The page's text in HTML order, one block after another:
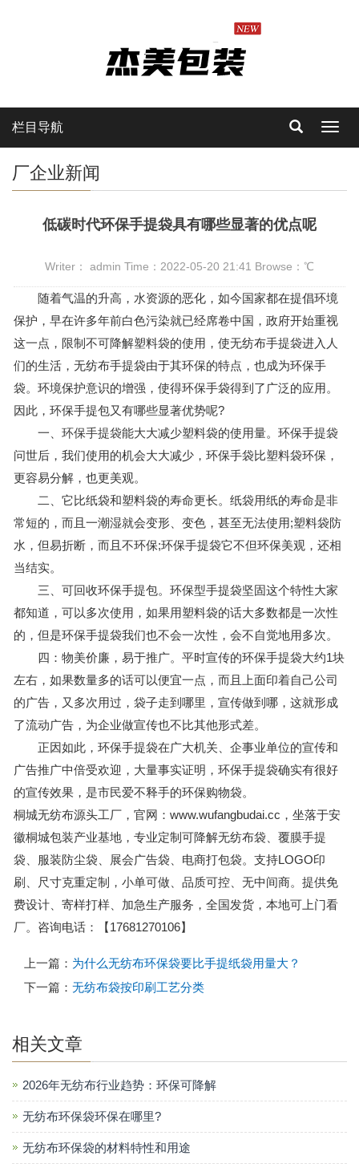
栏目导航
厂企业新闻
低碳时代环保手提袋具有哪些显著的优点呢
Writer： admin Time：2022-05-20 21:41 Browse： ℃
随着气温的升高，水资源的恶化，如今国家都在提倡环境
保护，早在许多年前白色污染就已经席卷中国，政府开始重视
这一点，限制不可降解塑料袋的使用，使无纺布手提袋进入人
们的生活，无纺布手提袋由于其环保的特点，也成为环保手
袋。环境保护意识的增强，使得环保手袋得到了广泛的应用。
因此，环保手提包又有哪些显著优势呢?
一、 环保手提袋能大大减少塑料袋的使用量。环保手提袋
问世后，我们使用的机会大大减少，环保手袋比塑料袋环保，
更容易分解，也更美观。
二、它比纸袋和塑料袋的寿命更长。纸袋用纸的寿命是非
常短的，而且一潮湿就会变形、变色，甚至无法使用;塑料袋防
水，但易折断，而且不环保;环保手提袋它不但环保美观，还相
当结实。
三、可回收环保手提包。环保型手提袋坚固这个特性大家
都知道，可以多次使用，如果用塑料袋的话大多数都是一次性
的，但是环保手提袋我们也不会一次性，会不自觉地用多次。
四：物美价廉，易于推广。平时宣传的环保手提袋大约1块
左右，如果数量多的话可以便宜一点，而且上面印着自己公司
的广告，又多次用过，袋子走到哪里，宣传做到哪，这就形成
了流动广告，为企业做宣传也不比其他形式差。
正因如此，环保手提袋在广大机关、企事业单位的宣传和
广告推广中倍受欢迎，大量事实证明，环保手提袋确实有很好
的宣传效果，是市民爱不释手的环保购物袋。
桐城无纺布源头工厂，官网：www.wufangbudai.cc，坐落于安
徽桐城包装产业基地，专业定制可降解无纺布袋、覆膜手提
袋、服装防尘袋、展会广告袋、电商打包袋。支持LOGO印
刷、尺寸克重定制，小单可做、品质可控、无中间商。提供免
费设计、寄样打样、加急生产服务，全国发货，本地可上门看
厂。咨询电话：【17681270106】
上一篇： 为什么无纺布环保袋要比手提纸袋用量大？
下一篇： 无纺布袋按印刷工艺分类
相关文章
2026年无纺布行业趋势：环保可降解
无纺布环保袋环保在哪里?
无纺布环保袋的材料特性和用途